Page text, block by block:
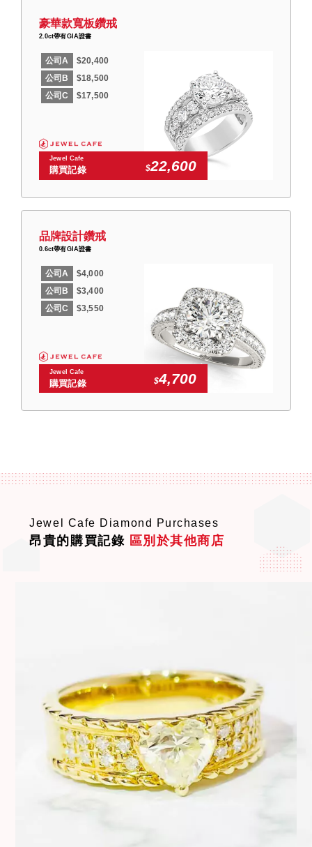
豪華款寬板鑽戒
2.0ct帶有GIA證書
公司A
$20,400
公司B
$18,500
公司C
$17,500
Jewel Cafe
購買記錄 $22,600
品牌設計鑽戒
0.6ct帶有GIA證書
公司A
$4,000
公司B
$3,400
公司C
$3,550
Jewel Cafe
購買記錄 $4,700
Jewel Cafe Diamond Purchases
昂貴的購買記錄 區別於其他商店